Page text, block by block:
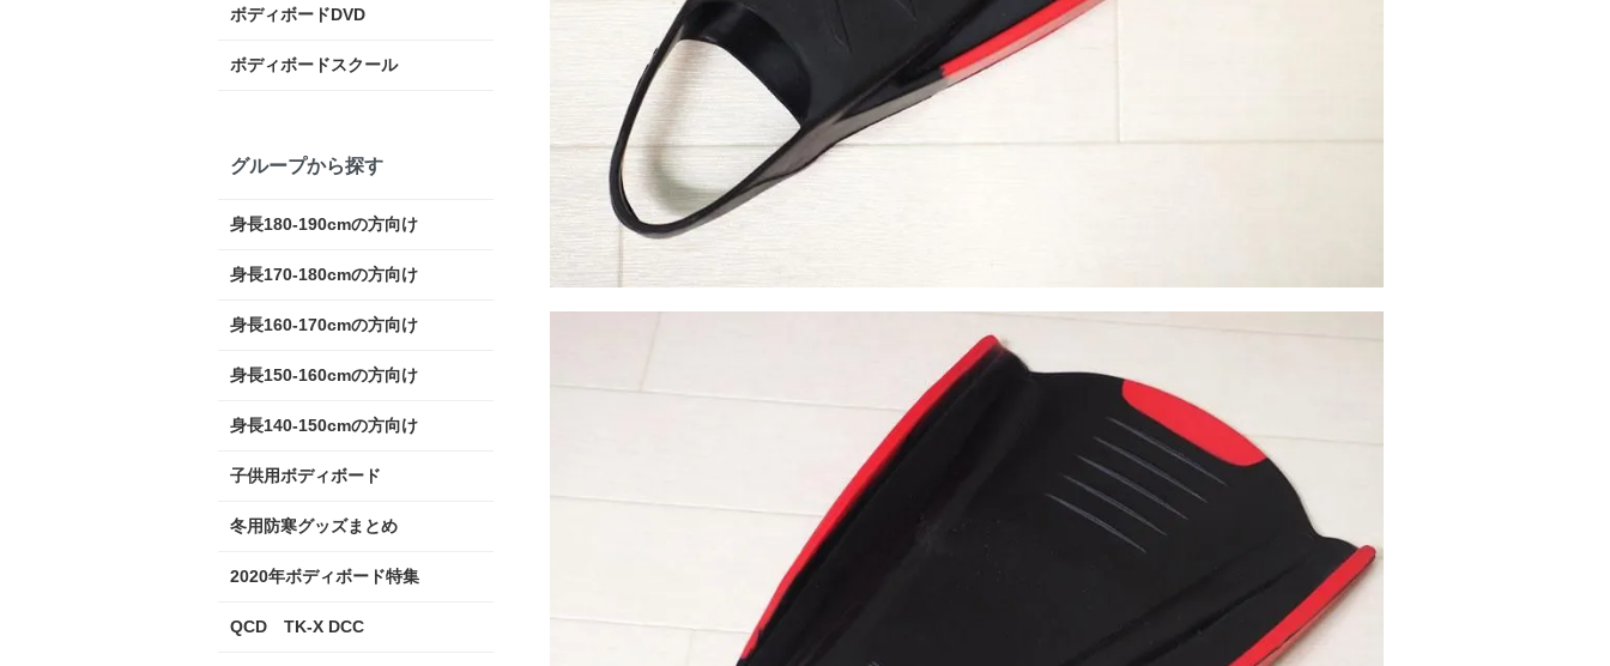
ボディボードDVD
ボディボードスクール
グループから探す
身長180-190cmの方向け
身長170-180cmの方向け
身長160-170cmの方向け
身長150-160cmの方向け
身長140-150cmの方向け
子供用ボディボード
冬用防寒グッズまとめ
2020年ボディボード特集
QCD TK-X DCC